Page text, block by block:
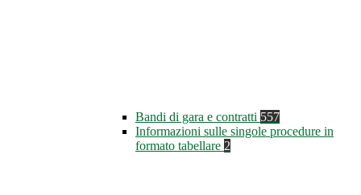
Bandi di gara e contratti 557
Informazioni sulle singole procedure in
formato tabellare 2